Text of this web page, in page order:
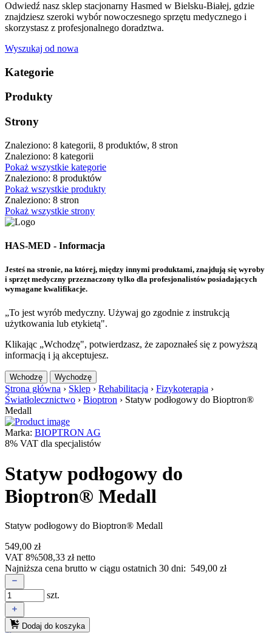
Odwiedź nasz sklep stacjonarny Hasmed w Bielsku-Białej, gdzie
znajdziesz szeroki wybór nowoczesnego sprzętu medycznego i
skorzystasz z profesjonalnego doradztwa.
Wyszukaj od nowa
Kategorie
Produkty
Strony
Znaleziono: 8 kategorii, 8 produktów, 8 stron
Znaleziono: 8 kategorii
Pokaż wszystkie kategorie
Znaleziono: 8 produktów
Pokaż wszystkie produkty
Znaleziono: 8 stron
Pokaż wszystkie strony
HAS-MED - Informacja
Jesteś na stronie, na której, między innymi produktami, znajdują się wyroby
i sprzęt medyczny przeznaczony tylko dla profesjonalistów posiadających
wymagane kwalifikacje.
„To jest wyrób medyczny. Używaj go zgodnie z instrukcją
użytkowania lub etykietą".
Klikając „Wchodzę", potwierdzasz, że zapoznałeś się z powyższą
informacją i ją akceptujesz.
Wchodzę Wychodzę
Strona główna › Sklep › Rehabilitacja › Fizykoterapia ›
Światłolecznictwo › Bioptron › Statyw podłogowy do Bioptron®
Medall
Marka: BIOPTRON AG
8% VAT dla specjalistów
Statyw podłogowy do
Bioptron® Medall
Statyw podłogowy do Bioptron® Medall
549,00 zł
VAT 8%508,33 złnetto
Najniższa cena brutto w ciągu ostatnich 30 dni: 549,00 zł
szt.
Dodaj do koszyka